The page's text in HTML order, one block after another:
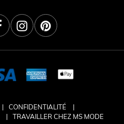
CONFIDENTIALITÉ
TRAVAILLER CHEZ MS MODE